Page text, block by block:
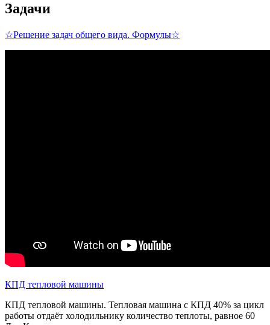
Задачи
☆Решение задач общего вида. Формулы☆
КПД тепловой машины
КПД тепловой машины. Тепловая машина с КПД 40% за цикл
работы отдаёт холодильнику количество теплоты, равное 60